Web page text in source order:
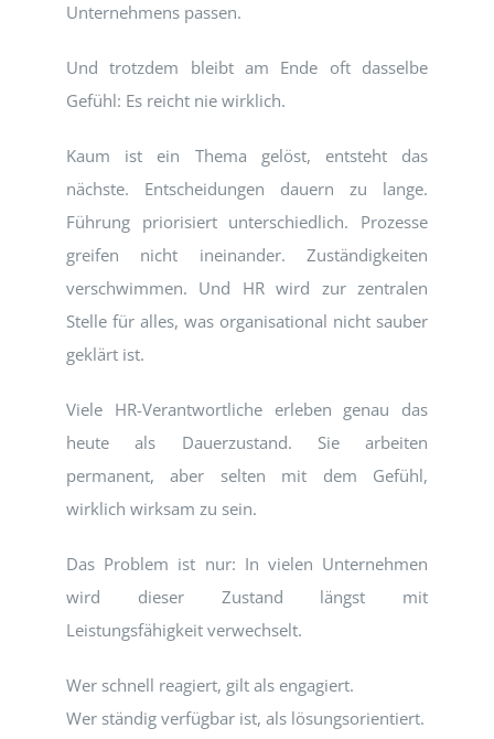
Unternehmens passen.
Und trotzdem bleibt am Ende oft dasselbe
Gefühl: Es reicht nie wirklich.
Kaum ist ein Thema gelöst, entsteht das
nächste. Entscheidungen dauern zu lange.
Führung priorisiert unterschiedlich. Prozesse
greifen nicht ineinander. Zuständigkeiten
verschwimmen. Und HR wird zur zentralen
Stelle für alles, was organisational nicht sauber
geklärt ist.
Viele HR-Verantwortliche erleben genau das
heute als Dauerzustand. Sie arbeiten
permanent, aber selten mit dem Gefühl,
wirklich wirksam zu sein.
Das Problem ist nur: In vielen Unternehmen
wird dieser Zustand längst mit
Leistungsfähigkeit verwechselt.
Wer schnell reagiert, gilt als engagiert.
Wer ständig verfügbar ist, als lösungsorientiert.